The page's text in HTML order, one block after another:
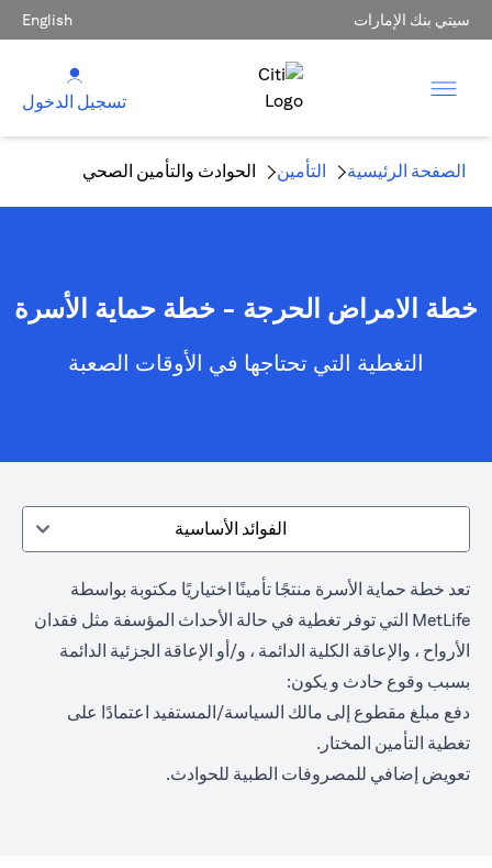
سيتي بنك الإمارات English
تسجيل الدخول
الصفحة الرئيسية التأمين الحوادث والتأمين الصحي
خطة الامراض الحرجة - خطة حماية الأسرة
التغطية التي تحتاجها في الأوقات الصعبة
الفوائد الأساسية
تعد خطة حماية الأسرة منتجًا تأمينًا اختياريًا مكتوبة بواسطة
MetLife التي توفر تغطية في حالة الأحداث المؤسفة مثل فقدان
الأرواح ، والإعاقة الكلية الدائمة ، و/أو الإعاقة الجزئية الدائمة
بسبب وقوع حادث و يكون:
دفع مبلغ مقطوع إلى مالك السياسة/المستفيد اعتمادًا على
تغطية التأمين المختار.
تعويض إضافي للمصروفات الطبية للحوادث.